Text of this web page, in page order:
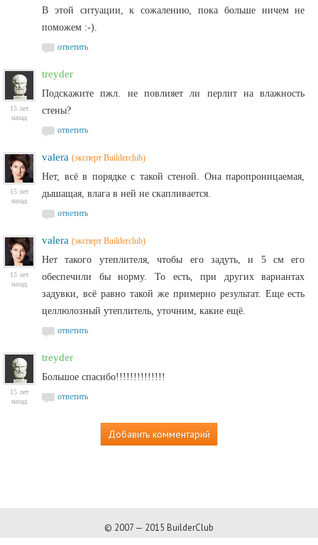
В этой ситуации, к сожалению, пока больше ничем не
поможем :-).
ответить
15 лет
назад
treyder
Подскажите пжл. не повлияет ли перлит на влажность
стены?
ответить
15 лет
назад
valera (эксперт Builderclub)
Нет, всё в порядке с такой стеной. Она паропроницаемая,
дышащая, влага в ней не скапливается.
ответить
15 лет
назад
valera (эксперт Builderclub)
Нет такого утеплителя, чтобы его задуть, и 5 см его
обеспечили бы норму. То есть, при других вариантах
задувки, всё равно такой же примерно результат. Еще есть
целлюлозный утеплитель, уточним, какие ещё.
ответить
15 лет
назад
treyder
Большое спасибо!!!!!!!!!!!!!!
ответить
Добавить комментарий
© 2007 — 2015 BuilderClub